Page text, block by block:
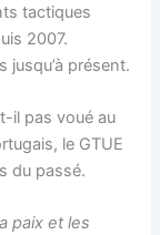
tactiques
2007.
jusqu’à présent.
il pas voué au
le GTUE
du passé.
paix et les